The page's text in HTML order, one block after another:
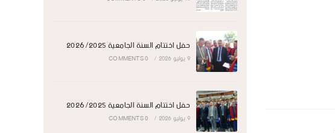
حفل اختتام السنة الجامعية 2026/2025
9 يوليو 2026 /
0 COMMENTS
حفل اختتام السنة الجامعية 2026/2025
9 يوليو 2026 /
0 COMMENTS